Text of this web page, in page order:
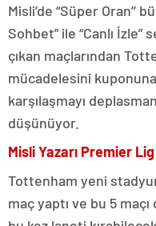
Misli’de “Süper Oran’’
Sohbet” ile “Canlı
çıkan maçlarından
mücadelesini
karşılaşmayı
düşünüyor.
Misli Yazarı Premier
Tottenham yeni
maç yaptı ve bu 5